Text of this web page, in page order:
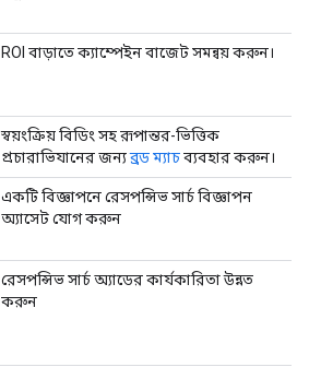
ROI বাড়াতে ক্যাম্পেইন বাজেট সমন্বয় করুন।
স্বয়ংক্রিয় বিডিং সহ রূপান্তর-ভিত্তিক
প্রচারাভিযানের জন্যব্রড ম্যাচব্যবহার করুন।
একটি বিজ্ঞাপনে রেসপন্সিভ সার্চ বিজ্ঞাপন
অ্যাসেট যোগ করুন
রেসপন্সিভ সার্চ অ্যাডের কার্যকারিতা উন্নত
করুন